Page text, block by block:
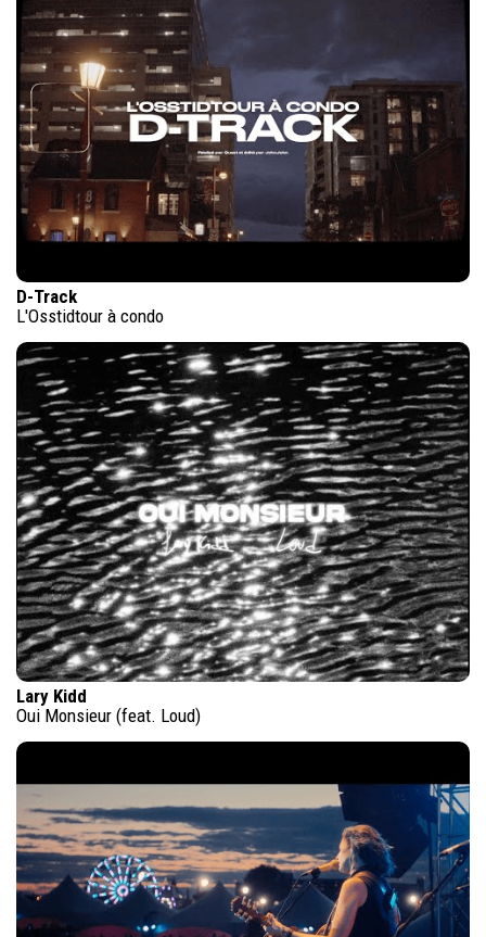
D-Track
L'Osstidtour à condo
Lary Kidd
Oui Monsieur (feat. Loud)